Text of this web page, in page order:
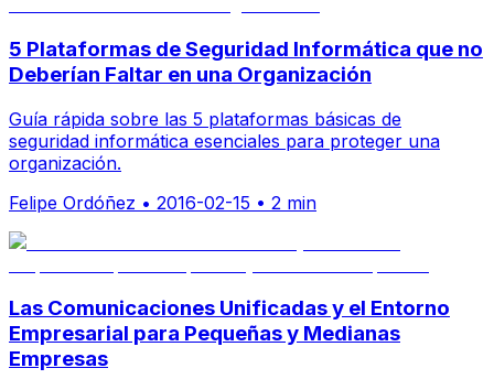
5 Plataformas de Seguridad Informática que no
Deberían Faltar en una Organización
Guía rápida sobre las 5 plataformas básicas de
seguridad informática esenciales para proteger una
organización.
Felipe Ordóñez • 2016-02-15 • 2 min
Las Comunicaciones Unificadas y el Entorno
Empresarial para Pequeñas y Medianas
Empresas